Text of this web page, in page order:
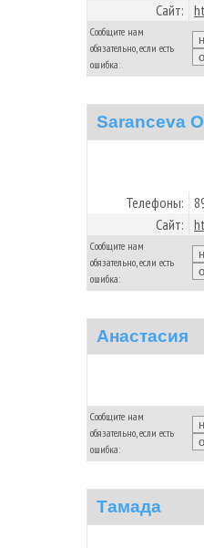
Сайт:
Сообщите нам
обязательно, если есть
ошибка:
Saranceva
Телефоны:
Сайт:
Сообщите нам
обязательно, если есть
ошибка:
Анастасия
Сообщите нам
обязательно, если есть
ошибка:
Тамада